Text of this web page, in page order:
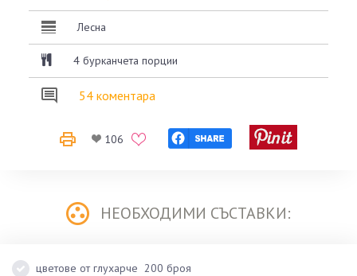
Лесна
4 бурканчета порции
54 коментара
106
НЕОБХОДИМИ СЪСТАВКИ:
цветове от глухарче 200 броя